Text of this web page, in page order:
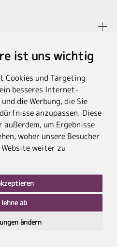
ist uns wichtig
Cookies und Targeting
besseres Internet-
die Werbung, die Sie
anzupassen. Diese
um Ergebnisse
woher unsere Besucher
Website weiter zu
ab
ändern
Listenpreise der Hotels, bei
der Einzelleistungen.
Preise des Reiseveranstalters.